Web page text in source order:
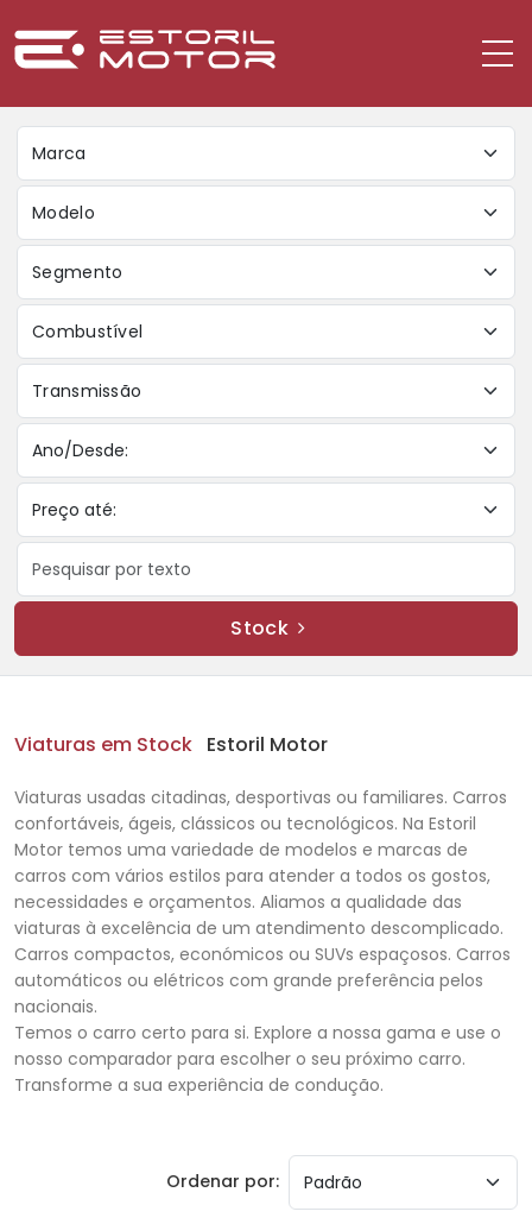
Marca
Modelo
Segmento
Combustível
Transmissão
Stock
Viaturas em Stock Estoril Motor
Viaturas usadas citadinas, desportivas ou familiares. Carros
confortáveis, ágeis, clássicos ou tecnológicos. Na Estoril
Motor temos uma variedade de modelos e marcas de
carros com vários estilos para atender a todos os gostos,
necessidades e orçamentos. Aliamos a qualidade das
viaturas à excelência de um atendimento descomplicado.
Carros compactos, económicos ou SUVs espaçosos. Carros
automáticos ou elétricos com grande preferência pelos
nacionais.
Temos o carro certo para si. Explore a nossa gama e use o
nosso comparador para escolher o seu próximo carro.
Transforme a sua experiência de condução.
Ordenar por: